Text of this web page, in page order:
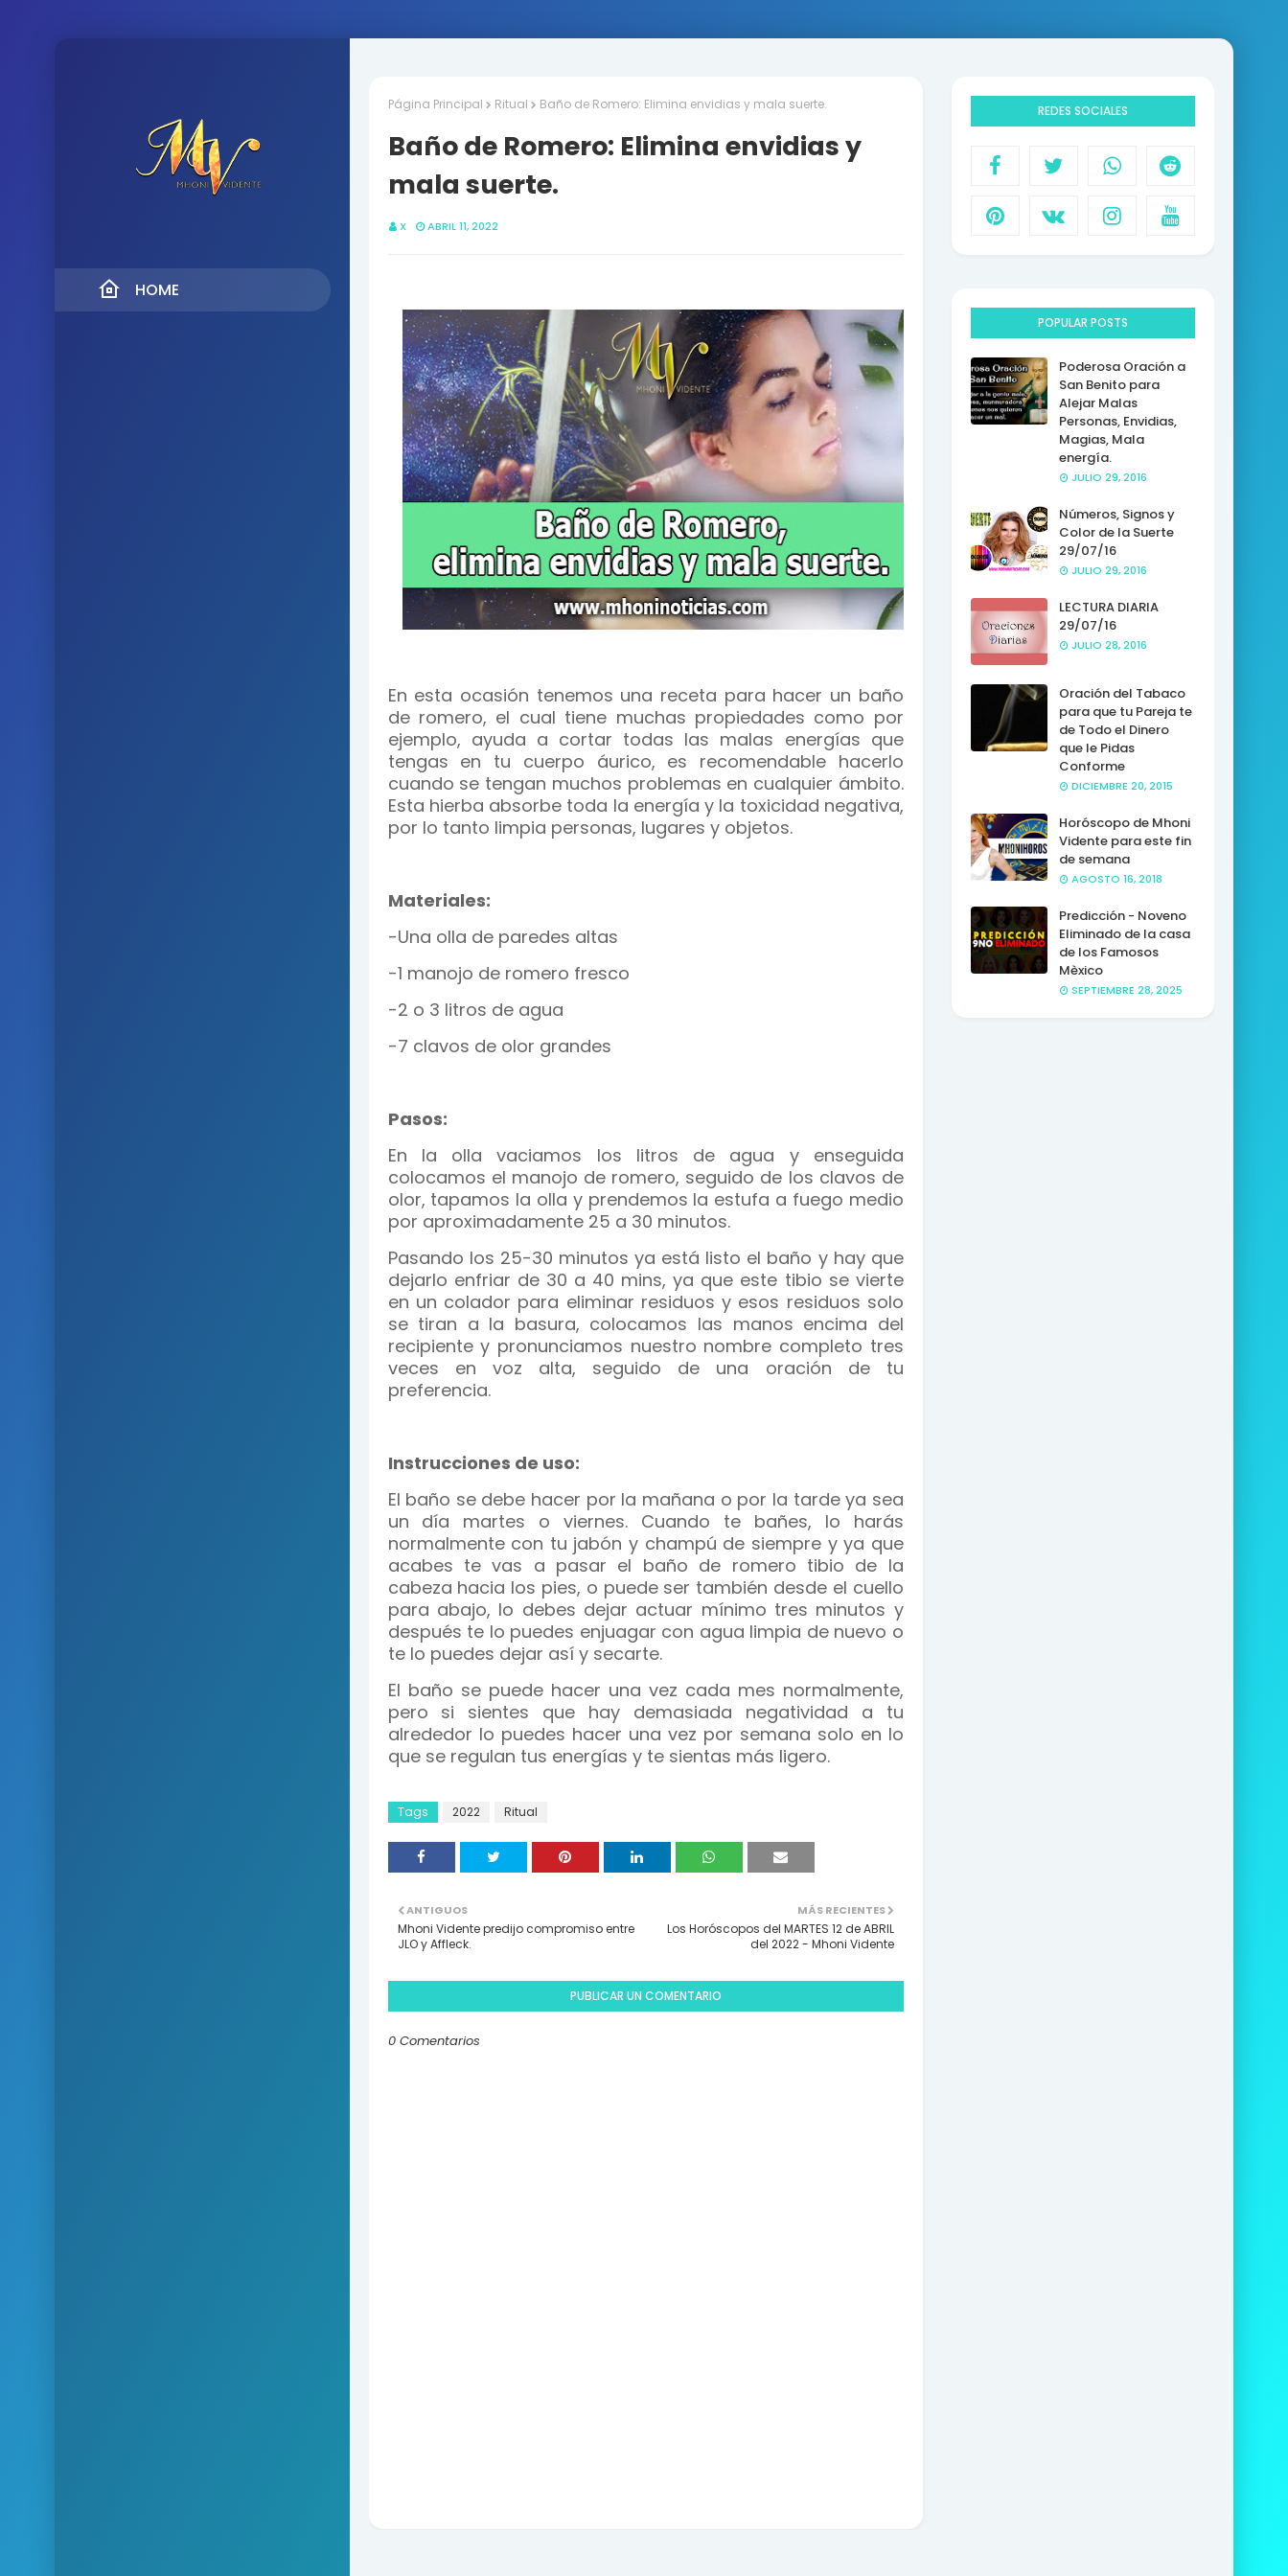
HOME
Página Principal Ritual Baño de Romero: Elimina envidias y mala suerte.
Baño de Romero: Elimina envidias y
mala suerte.
X ABRIL 11, 2022
En esta ocasión tenemos una receta para hacer un baño
de romero, el cual tiene muchas propiedades como por
ejemplo, ayuda a cortar todas las malas energías que
tengas en tu cuerpo áurico, es recomendable hacerlo
cuando se tengan muchos problemas en cualquier ámbito.
Esta hierba absorbe toda la energía y la toxicidad negativa,
por lo tanto limpia personas, lugares y objetos.
Materiales:
-Una olla de paredes altas
-1 manojo de romero fresco
-2 o 3 litros de agua
-7 clavos de olor grandes
Pasos:
En la olla vaciamos los litros de agua y enseguida
colocamos el manojo de romero, seguido de los clavos de
olor, tapamos la olla y prendemos la estufa a fuego medio
por aproximadamente 25 a 30 minutos.
Pasando los 25-30 minutos ya está listo el baño y hay que
dejarlo enfriar de 30 a 40 mins, ya que este tibio se vierte
en un colador para eliminar residuos y esos residuos solo
se tiran a la basura, colocamos las manos encima del
recipiente y pronunciamos nuestro nombre completo tres
veces en voz alta, seguido de una oración de tu
preferencia.
Instrucciones de uso:
El baño se debe hacer por la mañana o por la tarde ya sea
un día martes o viernes. Cuando te bañes, lo harás
normalmente con tu jabón y champú de siempre y ya que
acabes te vas a pasar el baño de romero tibio de la
cabeza hacia los pies, o puede ser también desde el cuello
para abajo, lo debes dejar actuar mínimo tres minutos y
después te lo puedes enjuagar con agua limpia de nuevo o
te lo puedes dejar así y secarte.
El baño se puede hacer una vez cada mes normalmente,
pero si sientes que hay demasiada negatividad a tu
alrededor lo puedes hacer una vez por semana solo en lo
que se regulan tus energías y te sientas más ligero.
Tags 2022 Ritual
MÁS RECIENTES
Los Horóscopos del MARTES 12 de ABRIL
del 2022 - Mhoni Vidente
ANTIGUOS
Mhoni Vidente predijo compromiso entre
JLO y Affleck.
PUBLICAR UN COMENTARIO
0 Comentarios
REDES SOCIALES
POPULAR POSTS
Poderosa Oración a
San Benito para
Alejar Malas
Personas, Envidias,
Magias, Mala
energía.
JULIO 29, 2016
Números, Signos y
Color de la Suerte
29/07/16
JULIO 29, 2016
LECTURA DIARIA
29/07/16
JULIO 28, 2016
Oración del Tabaco
para que tu Pareja te
de Todo el Dinero
que le Pidas
Conforme
DICIEMBRE 20, 2015
Horóscopo de Mhoni
Vidente para este fin
de semana
AGOSTO 16, 2018
Predicción - Noveno
Eliminado de la casa
de los Famosos
Mèxico
SEPTIEMBRE 28, 2025